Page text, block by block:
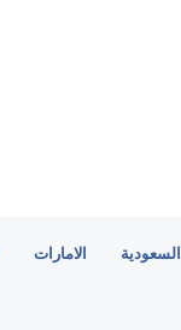
السعودية الامارات